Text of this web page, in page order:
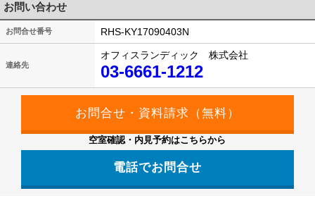
お問い合わせ
お問合せ番号 RHS-KY17090403N
連絡先
オフィスランディック 株式会社
03-6661-1212
空室確認・内見予約はこちらから
電話でお問合せ